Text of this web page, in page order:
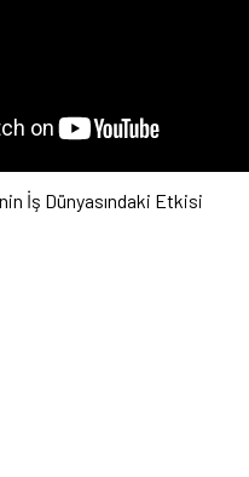
İş Dünyasındaki Etkisi